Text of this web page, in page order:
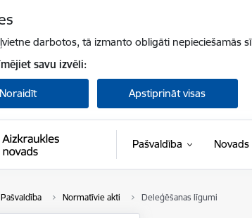
darbotos, tā izmanto obligāti nepieciešamās
savu izvēli:
Noraidīt Apstiprināt visas
Pašvaldība Novads
Pašvaldība Normatīvie akti Deleģēšanas līgumi